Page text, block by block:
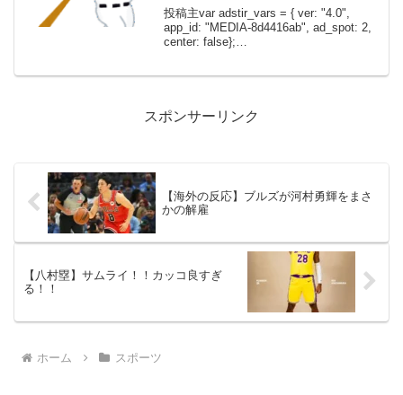
獲得が全ての始まり」
投稿主var adstir_vars = { ver: "4.0",
app_id: "MEDIA-8d4416ab", ad_spot: 2,
center: false};
スポンサーリンク
【海外の反応】ブルズが河村勇輝をまさ
かの解雇
【八村塁】サムライ！！カッコ良すぎ
る！！
ホーム スポーツ